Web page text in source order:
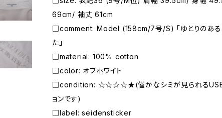
69cm/ 袖丈 61cm
□comment: Model (158cm/7号/S) 「ゆとりのある
た」
□material: 100% cotton
□color: オフホワイト
□condition: ☆☆☆☆★(僅かなシミが見られる
ョンです)
□label: seidensticker